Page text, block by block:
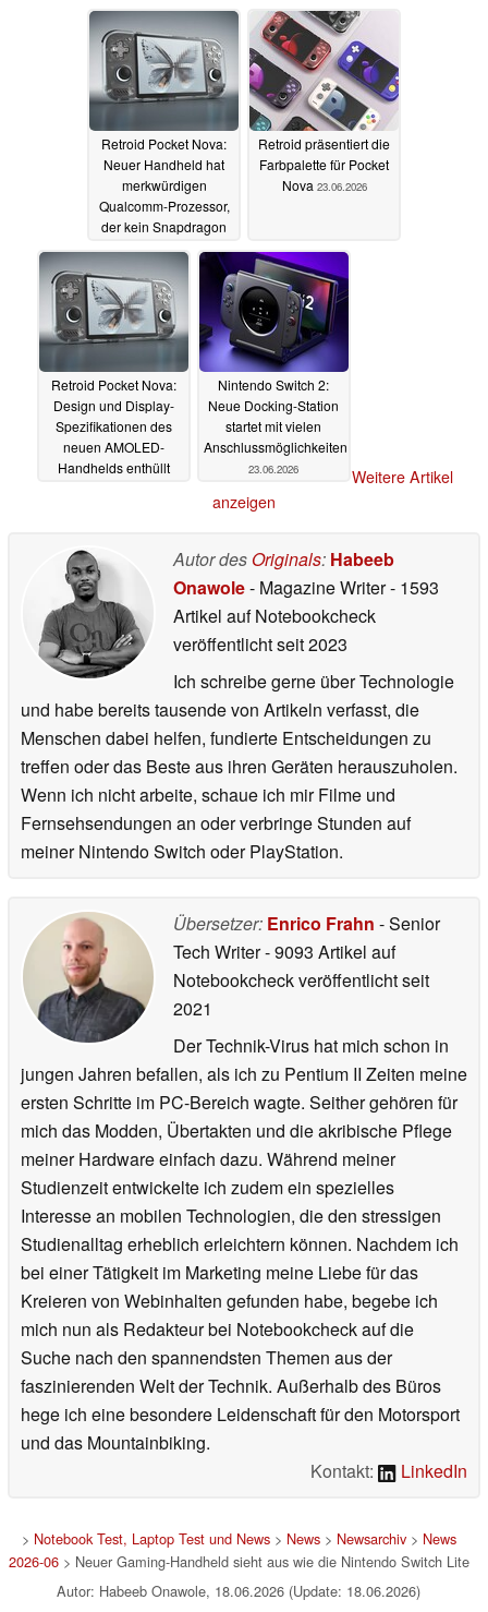
Retroid Pocket Nova:
Neuer Handheld hat
merkwürdigen
Qualcomm-Prozessor,
der kein Snapdragon
25.06.2026
Retroid präsentiert die
Farbpalette für Pocket
Nova 23.06.2026
Retroid Pocket Nova:
Design und Display-
Spezifikationen des
neuen AMOLED-
Handhelds enthüllt
Nintendo Switch 2:
Neue Docking-Station
startet mit vielen
Anschlussmöglichkeiten
23.06.2026
Weitere Artikel
anzeigen
Autor des Originals: Habeeb
Onawole- Magazine Writer- 1593
Artikel auf Notebookcheck
veröffentlichtseit 2023
Ich schreibe gerne über Technologie
und habe bereits tausende von Artikeln verfasst, die
Menschen dabei helfen, fundierte Entscheidungen zu
treffen oder das Beste aus ihren Geräten herauszuholen.
Wenn ich nicht arbeite, schaue ich mir Filme und
Fernsehsendungen an oder verbringe Stunden auf
meiner Nintendo Switch oder PlayStation.
Übersetzer: Enrico Frahn - Senior
Tech Writer- 9093 Artikel auf
Notebookcheck veröffentlichtseit
2021
Der Technik-Virus hat mich schon in
jungen Jahren befallen, als ich zu Pentium II Zeiten meine
ersten Schritte im PC-Bereich wagte. Seither gehören für
mich das Modden, Übertakten und die akribische Pflege
meiner Hardware einfach dazu. Während meiner
Studienzeit entwickelte ich zudem ein spezielles
Interesse an mobilen Technologien, die den stressigen
Studienalltag erheblich erleichtern können. Nachdem ich
bei einer Tätigkeit im Marketing meine Liebe für das
Kreieren von Webinhalten gefunden habe, begebe ich
mich nun als Redakteur bei Notebookcheck auf die
Suche nach den spannendsten Themen aus der
faszinierenden Welt der Technik. Außerhalb des Büros
hege ich eine besondere Leidenschaft für den Motorsport
und das Mountainbiking.
Kontakt:
LinkedIn
> Notebook Test, Laptop Test und News> News> Newsarchiv> News
2026-06> Neuer Gaming-Handheld sieht aus wie die Nintendo Switch Lite
Autor: Habeeb Onawole, 18.06.2026 (Update: 18.06.2026)